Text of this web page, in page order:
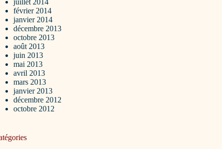
juillet 2014
février 2014
janvier 2014
décembre 2013
octobre 2013
août 2013
juin 2013
mai 2013
avril 2013
mars 2013
janvier 2013
décembre 2012
octobre 2012